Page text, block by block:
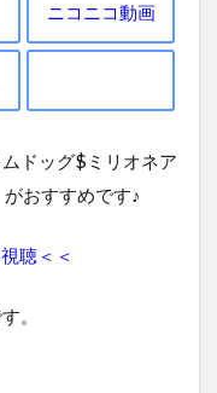
ニコニコ動画
ドッグ$ミリオネア
おすすめです♪
聴＜＜
。